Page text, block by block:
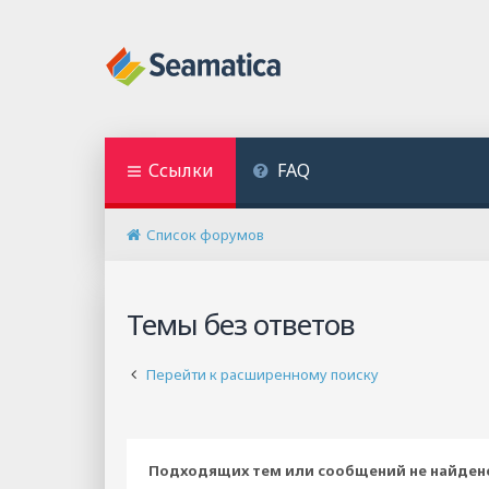
Ссылки FAQ
Список форумов
Темы без ответов
Перейти к расширенному поиску
Подходящих тем или сообщений не